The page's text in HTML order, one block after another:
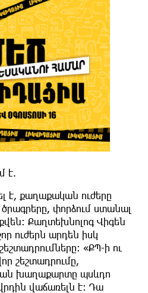
է.
է, քաղաքական ուժերը
փորձում ստանալ
Քաղտեխնոլոգ Վիգեն
ուժերն արդեն իսկ
«ՔՊ-ի ու
շեշտադրումը,
խաղաքարտը պսևդո
վաճառելն է։ Դա